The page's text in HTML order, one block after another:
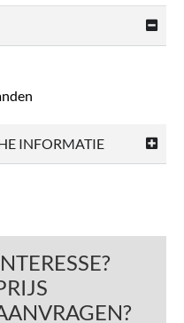
INFORMATIE